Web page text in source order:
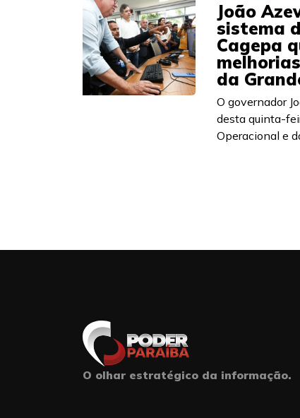
João
sistema
Cagepa
da
O governador
desta quinta-
Operacional e
O olhar estratégico da informação.